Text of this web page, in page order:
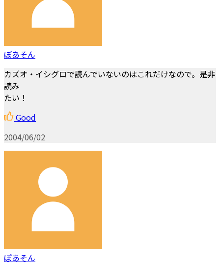
ぽあそん
カズオ・イシグロで読んでいないのはこれだけなので。是非
読み
たい！
Good
2004/06/02
ぽあそん